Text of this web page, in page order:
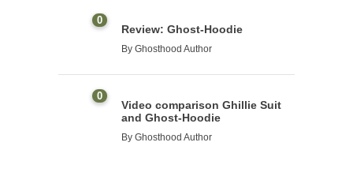
0
Review: Ghost-Hoodie
By Ghosthood Author
0
Video comparison Ghillie Suit
and Ghost-Hoodie
By Ghosthood Author